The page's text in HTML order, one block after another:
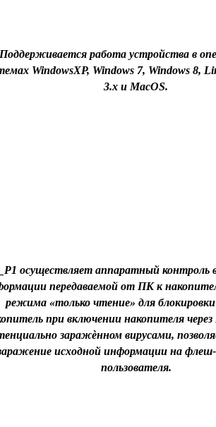
Поддерживается работа устройства в
WindowsXP, Windows 7, Windows 8,
3.x и MacOS.
осуществляет аппаратный контроль
передаваемой от ПК к
режима «только чтение» для
при включении накопителя
заражѐнном вирусами,
исходной информации на
пользователя.